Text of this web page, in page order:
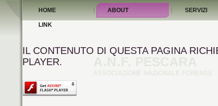
HOME ABOUT SERVIZI
LINK
IL CONTENUTO DI QUESTA PAGINA
PLAYER.
A.N.F.